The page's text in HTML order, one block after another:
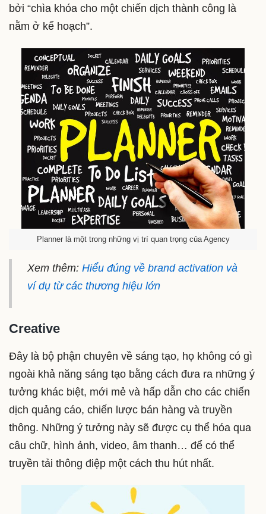
bởi “chìa khóa cho một chiến dịch thành công là
nằm ở kế hoạch”.
Planner là một trong những vị trí quan trọng của Agency
Xem thêm: Hiểu đúng về brand activation và
ví dụ từ các thương hiệu lớn
Creative
Đây là bộ phận chuyên về sáng tạo, họ không có gì
ngoài khả năng sáng tạo bằng cách đưa ra những ý
tưởng khác biệt, mới mẻ và hấp dẫn cho các chiến
dịch quảng cáo, chiến lược bán hàng và truyền
thông. Những ý tưởng này sẽ được cụ thể hóa qua
câu chữ, hình ảnh, video, âm thanh… để có thể
truyền tải thông điệp một cách thu hút nhất.